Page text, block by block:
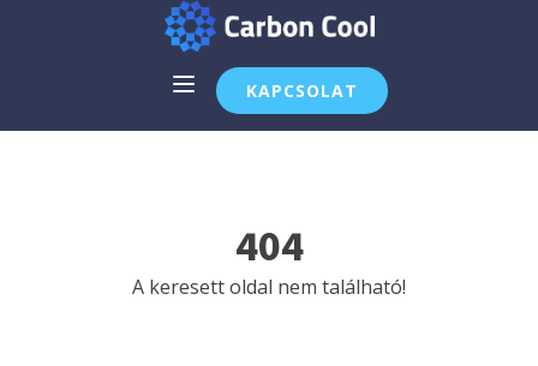
KAPCSOLAT
404
A keresett oldal nem található!